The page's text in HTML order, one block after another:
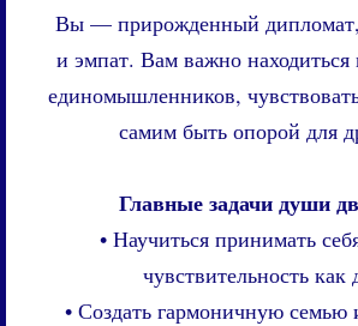
Вы — прирожденный
и эмпат. Вам важно
единомышленников,
самим быть опорой для
Главные задачи души
• Научиться принимать
чувствительность как
• Создать гармоничную семью